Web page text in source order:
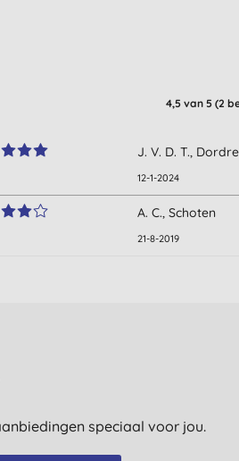
4,5 van 5 (2
J. V. D. T.,
12-1-2024
A. C., Schoten
21-8-2019
speciaal voor jou.